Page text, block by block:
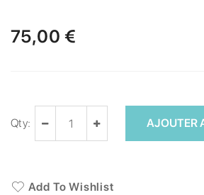
75,00 €
Qty: AJOUTER
Add To Wishlist